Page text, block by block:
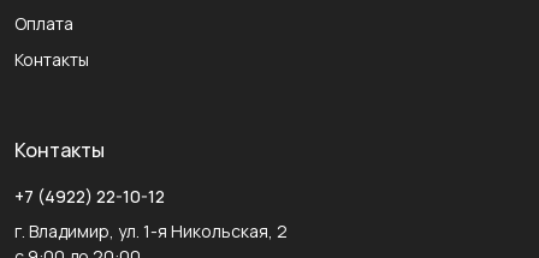
Оплата
Контакты
Контакты
+7 (4922) 22-10-12
г. Владимир, ул. 1-я Никольская, 2